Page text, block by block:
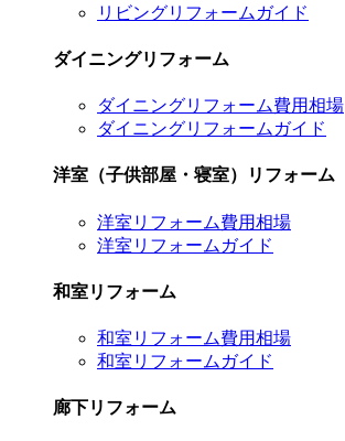
リビングリフォームガイド
ダイニングリフォーム
ダイニングリフォーム費用相場
ダイニングリフォームガイド
洋室（子供部屋・寝室）リフォーム
洋室リフォーム費用相場
洋室リフォームガイド
和室リフォーム
和室リフォーム費用相場
和室リフォームガイド
廊下リフォーム